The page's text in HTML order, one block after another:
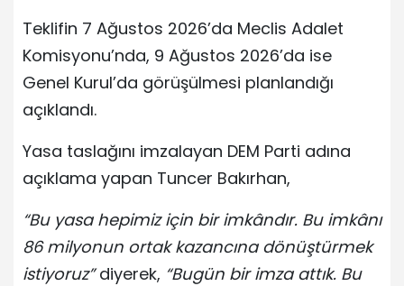
Teklifin 7 Ağustos 2026’da Meclis Adalet
Komisyonu’nda, 9 Ağustos 2026’da ise
Genel Kurul’da görüşülmesi planlandığı
açıklandı.
Yasa taslağını imzalayan DEM Parti adına
açıklama yapan Tuncer Bakırhan,
“Bu yasa hepimiz için bir imkândır. Bu imkânı
86 milyonun ortak kazancına dönüştürmek
istiyoruz”diyerek, “Bugün bir imza attık. Bu